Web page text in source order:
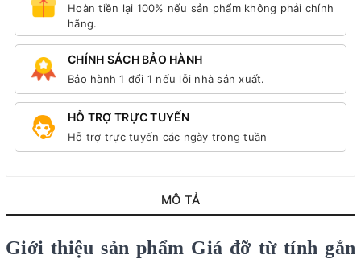
Hoàn tiền lại 100% nếu sản phẩm không phải chính
hãng.
CHÍNH SÁCH BẢO HÀNH
Bảo hành 1 đổi 1 nếu lỗi nhà sản xuất.
HỖ TRỢ TRỰC TUYẾN
Hỗ trợ trực tuyến các ngày trong tuần
MÔ TẢ
Giới thiệu sản phẩm Giá đỡ từ tính gắn